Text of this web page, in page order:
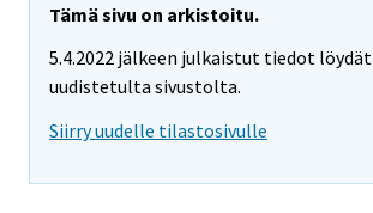
Tämä sivu on arkistoitu.
5.4.2022 jälkeen julkaistut tiedot löydät
uudistetulta sivustolta.
Siirry uudelle tilastosivulle